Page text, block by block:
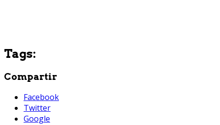
Tags:
Compartir
Facebook
Twitter
Google